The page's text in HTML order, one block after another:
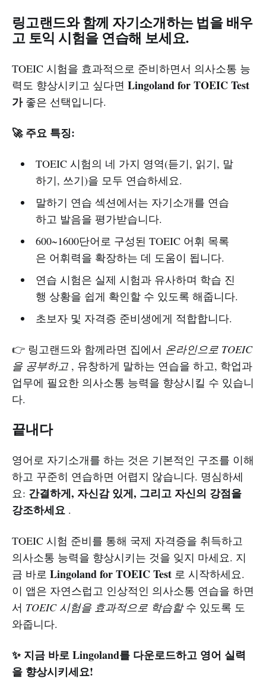
링고랜드와 함께 자기소개하는 법을 배우
고 토익 시험을 연습해 보세요.
TOEIC 시험을 효과적으로 준비하면서 의사소통 능
력도 향상시키고 싶다면 Lingoland for TOEIC Test
가좋은 선택입니다.
🚀 주요 특징:
TOEIC 시험의 네 가지 영역(듣기, 읽기, 말
하기, 쓰기)을 모두 연습하세요.
말하기 연습 섹션에서는 자기소개를 연습
하고 발음을 평가받습니다.
600~1600단어로 구성된 TOEIC 어휘 목록
은 어휘력을 확장하는 데 도움이 됩니다.
연습 시험은 실제 시험과 유사하며 학습 진
행 상황을 쉽게 확인할 수 있도록 해줍니다.
초보자 및 자격증 준비생에게 적합합니다.
👉 링고랜드와 함께라면 집에서 온라인으로 TOEIC
을 공부하고 , 유창하게 말하는 연습을 하고, 학업과
업무에 필요한 의사소통 능력을 향상시킬 수 있습니
다.
끝내다
영어로 자기소개를 하는 것은 기본적인 구조를 이해
하고 꾸준히 연습하면 어렵지 않습니다. 명심하세
요: 간결하게, 자신감 있게, 그리고 자신의 강점을
강조하세요 .
TOEIC 시험 준비를 통해 국제 자격증을 취득하고
의사소통 능력을 향상시키는 것을 잊지 마세요. 지
금 바로 Lingoland for TOEIC Test 로 시작하세요.
이 앱은 자연스럽고 인상적인 의사소통 연습을 하면
서 TOEIC 시험을 효과적으로 학습할수 있도록 도
와줍니다.
✨ 지금 바로 Lingoland를 다운로드하고 영어 실력
을 향상시키세요!